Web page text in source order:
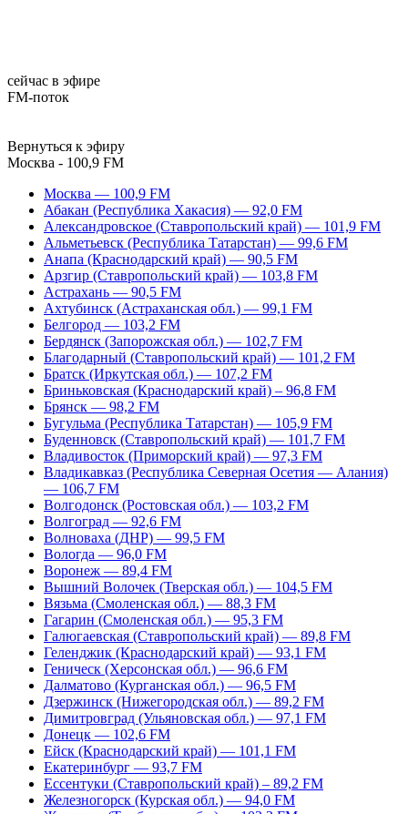
сейчас в эфире
FM-поток
Вернуться к эфиру
Москва - 100,9 FM
Москва — 100,9 FM
Абакан (Республика Хакасия) — 92,0 FM
Александровское (Ставропольский край) — 101,9 FM
Альметьевск (Республика Татарстан) — 99,6 FM
Анапа (Краснодарский край) — 90,5 FM
Арзгир (Ставропольский край) — 103,8 FM
Астрахань — 90,5 FM
Ахтубинск (Астраханская обл.) — 99,1 FM
Белгород — 103,2 FM
Бердянск (Запорожская обл.) — 102,7 FM
Благодарный (Ставропольский край) — 101,2 FM
Братск (Иркутская обл.) — 107,2 FM
Бриньковская (Краснодарский край) – 96,8 FM
Брянск — 98,2 FM
Бугульма (Республика Татарстан) — 105,9 FM
Буденновск (Ставропольский край) — 101,7 FM
Владивосток (Приморский край) — 97,3 FM
Владикавказ (Республика Северная Осетия — Алания)
— 106,7 FM
Волгодонск (Ростовская обл.) — 103,2 FM
Волгоград — 92,6 FM
Волноваха (ДНР) — 99,5 FM
Вологда — 96,0 FM
Воронеж — 89,4 FM
Вышний Волочек (Тверская обл.) — 104,5 FM
Вязьма (Смоленская обл.) — 88,3 FM
Гагарин (Смоленская обл.) — 95,3 FM
Галюгаевская (Ставропольский край) — 89,8 FM
Геленджик (Краснодарский край) — 93,1 FM
Геническ (Херсонская обл.) — 96,6 FM
Далматово (Курганская обл.) — 96,5 FM
Дзержинск (Нижегородская обл.) — 89,2 FM
Димитровград (Ульяновская обл.) — 97,1 FM
Донецк — 102,6 FM
Ейск (Краснодарский край) — 101,1 FM
Екатеринбург — 93,7 FM
Ессентуки (Ставропольский край) – 89,2 FM
Железногорск (Курская обл.) — 94,0 FM